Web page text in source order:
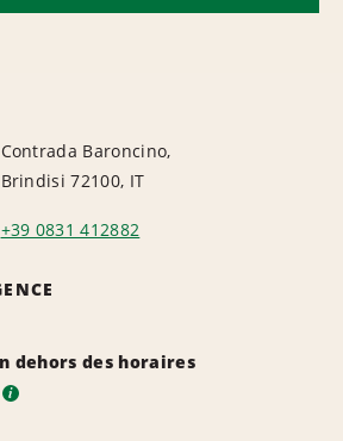
Contrada Baroncino,
Brindisi 72100, IT
+39 0831 412882
dehors des horaires
i